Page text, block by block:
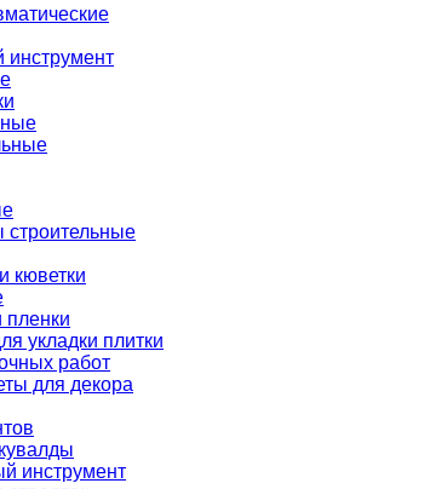
инструмент
строительные
кюветки
укладки плитки
работ
для декора
инструмент